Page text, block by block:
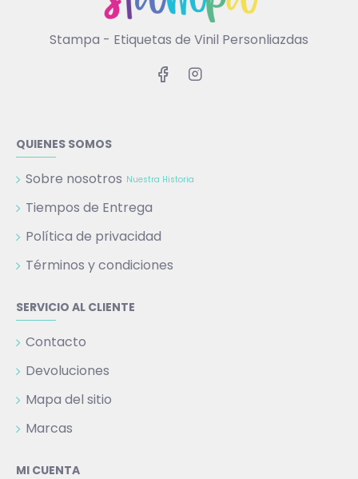
Stampa - Etiquetas de Vinil Personliazdas
QUIENES SOMOS
Sobre nosotros Nuestra Historia
Tiempos de Entrega
Política de privacidad
Términos y condiciones
SERVICIO AL CLIENTE
Contacto
Devoluciones
Mapa del sitio
Marcas
MI CUENTA